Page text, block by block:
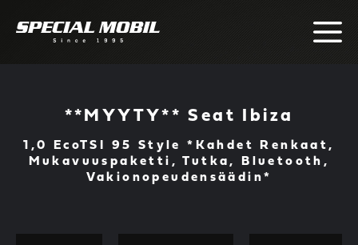
**MYYTY** Seat Ibiza
1,0 EcoTSI 95 Style *Kahdet Renkaat,
Mukavuuspaketti, Tutka, Bluetooth,
Vakionopeudensäädin*